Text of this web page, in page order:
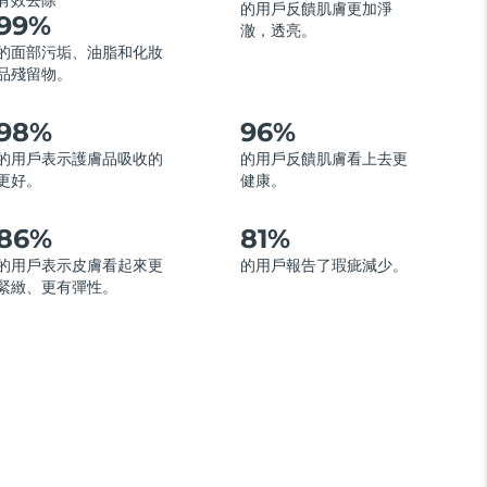
面部污垢、油脂和化妝
殘留物。
的用戶反饋肌膚更加淨
澈，透亮。
用戶表示護膚品吸收的
好。
96%
的用戶反饋肌膚看上去更
健康。
用戶表示皮膚看起來更
緻、更有彈性。
81%
的用戶報告了瑕疵減少。